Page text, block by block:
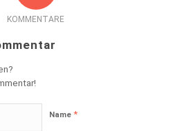
KOMMENTARE
Name*